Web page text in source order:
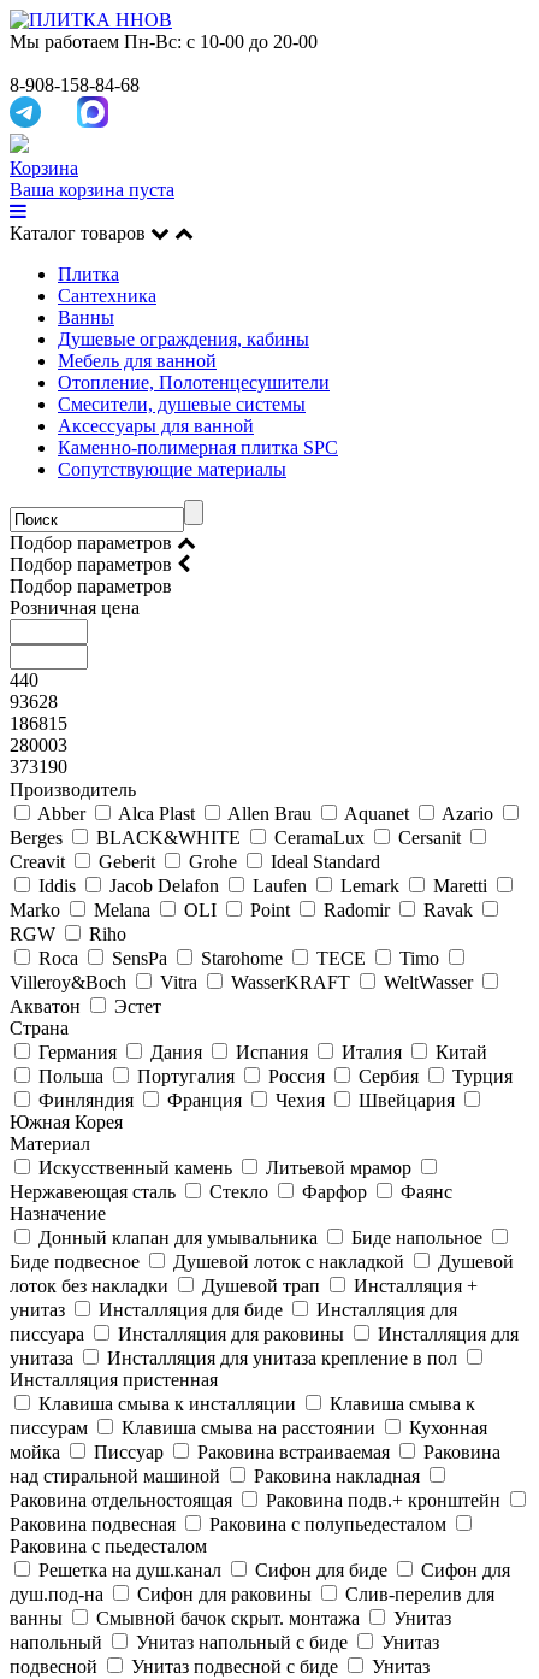
Мы работаем Пн-Вс: с 10-00 до 20-00
8-908-158-84-68
Корзина
Ваша корзина пуста
Каталог товаров
Плитка
Сантехника
Ванны
Душевые ограждения, кабины
Мебель для ванной
Отопление, Полотенцесушители
Смесители, душевые системы
Аксессуары для ванной
Каменно-полимерная плитка SPC
Сопутствующие материалы
Подбор параметров
Подбор параметров
Подбор параметров
Розничная цена
440
93628
186815
280003
373190
Производитель
Abber
Alca Plast Allen Brau Aquanet
Azario
Berges
BLACK&WHITE CeramaLux
Cersanit
Creavit
Geberit Grohe
Ideal Standard
Iddis
Jacob Delafon Laufen Lemark
Maretti
Marko
Melana OLI Point Radomir
Ravak
RGW
Riho
Roca
SensPa Starohome TECE
Timo
Villeroy&Boсh
Vitra WasserKRAFT
WeltWasser
Акватон
Эстет
Страна
Германия
Дания Испания Италия
Китай
Польша
Португалия Россия Сербия
Турция
Финляндия
Франция Чехия
Швейцария
Южная Корея
Материал
Искусственный камень
Литьевой мрамор
Нержавеющая сталь
Стекло Фарфор
Фаянс
Назначение
Донный клапан для умывальника
Биде напольное
Биде подвесное
Душевой лоток с накладкой
Душевой
лоток без накладки
Душевой трап
Инсталляция +
унитаз
Инсталляция для биде
Инсталляция для
писсуара
Инсталляция для раковины
Инсталляция для
унитаза
Инсталляция для унитаза крепление в пол
Инсталляция пристенная
Клавиша смыва к инсталляции
Клавиша смыва к
писсурам
Клавиша смыва на расстоянии
Кухонная
мойка
Писсуар Раковина встраиваемая
Раковина
над стиральной машиной
Раковина накладная
Раковина отдельностоящая
Раковина подв.+ кронштейн
Раковина подвесная
Раковина с полупьедесталом
Раковина с пьедесталом
Решетка на душ.канал
Сифон для биде
Сифон для
душ.под-на
Сифон для раковины
Слив-перелив для
ванны
Смывной бачок скрыт. монтажа
Унитаз
напольный
Унитаз напольный с биде
Унитаз
подвесной
Унитаз подвесной с биде
Унитаз